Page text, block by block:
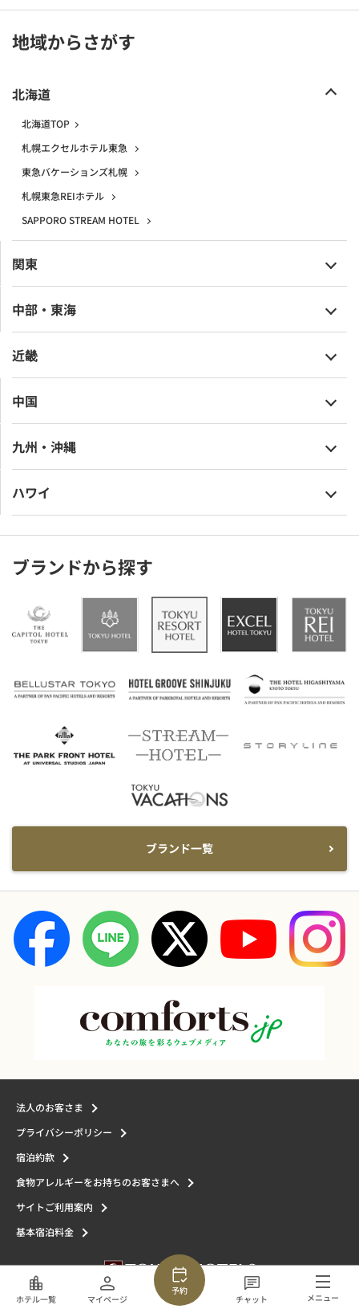
ホテル一覧 マイページ
予約
チャット メニュー
地域からさがす
北海道
北海道TOP
札幌エクセルホテル東急
東急バケーションズ札幌
札幌東急REIホテル
SAPPORO STREAM HOTEL
関東
中部・東海
近畿
中国
九州・沖縄
ハワイ
ブランドから探す
ブランド一覧
法人のお客さま
プライバシーポリシー
宿泊約款
食物アレルギーをお持ちのお客さまへ
サイトご利用案内
基本宿泊料金